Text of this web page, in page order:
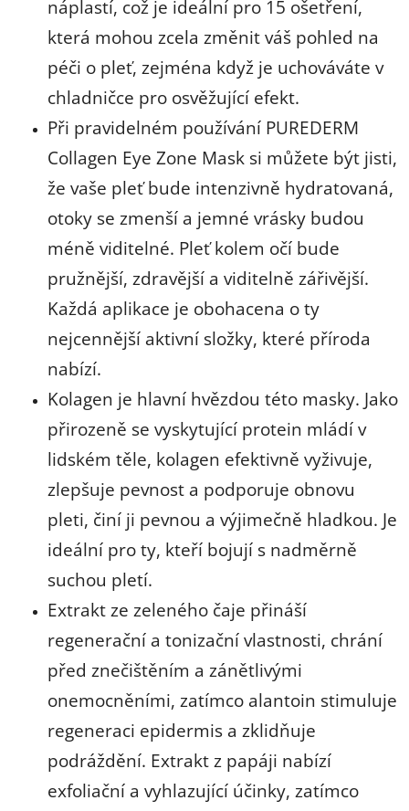
náplastí, což je ideální pro 15 ošetření,
která mohou zcela změnit váš pohled na
péči o pleť, zejména když je uchováváte v
chladničce pro osvěžující efekt.
Při pravidelném používání PUREDERM
Collagen Eye Zone Mask si můžete být jisti,
že vaše pleť bude intenzivně hydratovaná,
otoky se zmenší a jemné vrásky budou
méně viditelné. Pleť kolem očí bude
pružnější, zdravější a viditelně zářivější.
Každá aplikace je obohacena o ty
nejcennější aktivní složky, které příroda
nabízí.
Kolagen je hlavní hvězdou této masky. Jako
přirozeně se vyskytující protein mládí v
lidském těle, kolagen efektivně vyživuje,
zlepšuje pevnost a podporuje obnovu
pleti, činí ji pevnou a výjimečně hladkou. Je
ideální pro ty, kteří bojují s nadměrně
suchou pletí.
Extrakt ze zeleného čaje přináší
regenerační a tonizační vlastnosti, chrání
před znečištěním a zánětlivými
onemocněními, zatímco alantoin stimuluje
regeneraci epidermis a zklidňuje
podráždění. Extrakt z papáji nabízí
exfoliační a vyhlazující účinky, zatímco